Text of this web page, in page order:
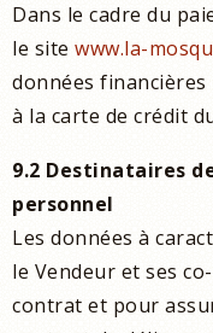
Dans le cadre du
le site www.la-
données
à la carte de crédit
9.2 Destinataires
personnel
Les données à
le Vendeur et ses
contrat et pour